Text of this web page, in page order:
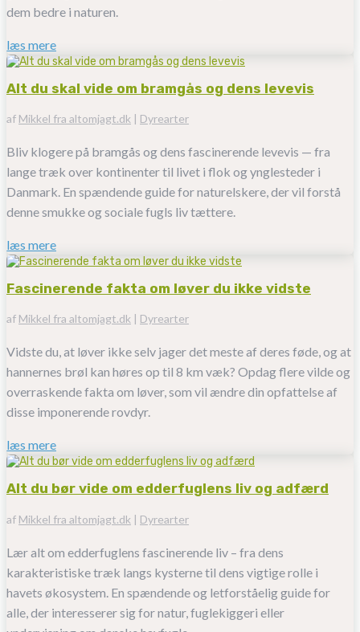
dem bedre i naturen.
læs mere
Alt du skal vide om bramgås og dens levevis
af Mikkel fra altomjagt.dk | Dyrearter
Bliv klogere på bramgås og dens fascinerende levevis — fra
lange træk over kontinenter til livet i flok og ynglesteder i
Danmark. En spændende guide for naturelskere, der vil forstå
denne smukke og sociale fugls liv tættere.
læs mere
Fascinerende fakta om løver du ikke vidste
af Mikkel fra altomjagt.dk | Dyrearter
Vidste du, at løver ikke selv jager det meste af deres føde, og at
hannernes brøl kan høres op til 8 km væk? Opdag flere vilde og
overraskende fakta om løver, som vil ændre din opfattelse af
disse imponerende rovdyr.
læs mere
Alt du bør vide om edderfuglens liv og adfærd
af Mikkel fra altomjagt.dk | Dyrearter
Lær alt om edderfuglens fascinerende liv – fra dens
karakteristiske træk langs kysterne til dens vigtige rolle i
havets økosystem. En spændende og letforståelig guide for
alle, der interesserer sig for natur, fuglekiggeri eller